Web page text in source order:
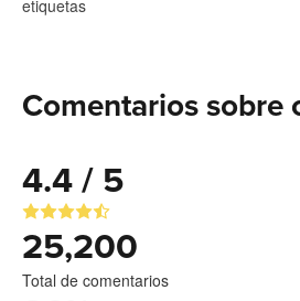
Comentarios sobre
4.4 / 5
25,200
Total de comentarios